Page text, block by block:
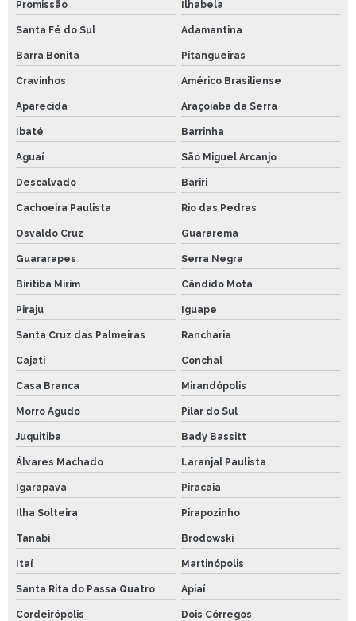
Promissão Ilhabela
Santa Fé do Sul Adamantina
Barra Bonita Pitangueiras
Cravinhos Américo Brasiliense
Aparecida Araçoiaba da Serra
Ibaté Barrinha
Aguaí São Miguel Arcanjo
Descalvado Bariri
Cachoeira Paulista Rio das Pedras
Osvaldo Cruz Guararema
Guararapes Serra Negra
Biritiba Mirim Cândido Mota
Piraju Iguape
Santa Cruz das Palmeiras Rancharia
Cajati Conchal
Casa Branca Mirandópolis
Morro Agudo Pilar do Sul
Juquitiba Bady Bassitt
Álvares Machado Laranjal Paulista
Igarapava Piracaia
Ilha Solteira Pirapozinho
Tanabi Brodowski
Itaí Martinópolis
Santa Rita do Passa Quatro Apiaí
Cordeirópolis Dois Córregos